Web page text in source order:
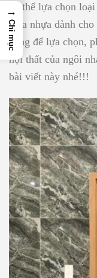
có thể lựa chọn
Cửa nhựa dành
dáng để lựa chọn,
nội thất của ngôi
bài viết này nhé!!!
→
Chỉ mục